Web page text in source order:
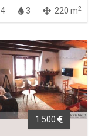
4 3 220 m2
1 500